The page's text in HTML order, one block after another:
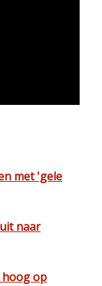
met 'gele
naar
hoog op